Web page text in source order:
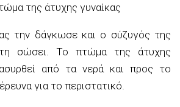
της άτυχης γυναίκας
την δάγκωσε και ο σύζυγός της
σώσει. Το πτώμα της άτυχης
από τα νερά και προς το
για το περιστατικό.